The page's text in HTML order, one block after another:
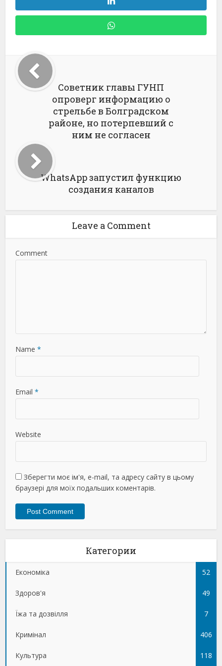
Советник главы ГУНП
опроверг информацию о
стрельбе в Болградском
районе, но потерпевший с
ним не согласен
WhatsApp запустил функцию
создания каналов
Leave a Comment
Comment
Name *
Email *
Website
Зберегти моє ім'я, e-mail, та адресу сайту в цьому
браузері для моїх подальших коментарів.
Категории
Економіка 52
Здоров'я 49
Їжа та дозвілля 7
Кримінал 406
Культура 118